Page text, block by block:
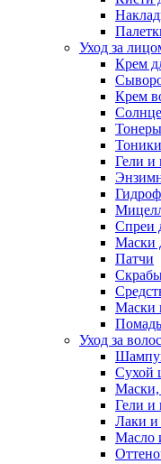
Уход за
Крем
Крем
Тоники
Гели и
Спреи
Маски
Патчи
Маски
Уход за
Сухой
Маски,
Гели и
Лаки и
Масло